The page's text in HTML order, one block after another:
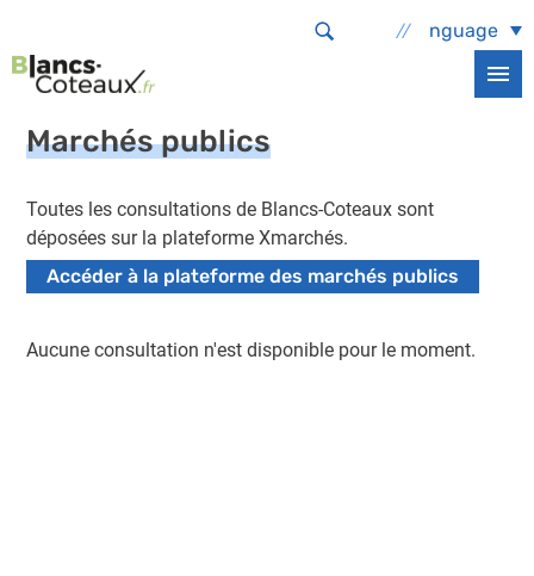
Select Language
Accueil La commune
Marchés publics
Toutes les consultations de Blancs-Coteaux sont
déposées sur la plateforme Xmarchés.
Accéder à la plateforme des marchés publics
Aucune consultation n'est disponible pour le moment.